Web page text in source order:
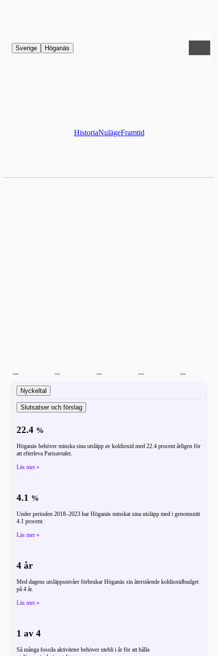
Sverige Höganäs
HistoriaNulägeFramtid
2000 2010 2020 2030 2040
Nyckeltal
Slutsatser och förslag
22.4 %
Höganäs behöver minska sina utsläpp av koldioxid med 22.4 procent årligen för
att efterleva Parisavtalet.
Läs mer »
4.1 %
Under perioden 2018–2023 har Höganäs minskat sina utsläpp med i genomsnitt
4.1 procent.
Läs mer »
4 år
Med dagens utsläppsnivåer förbrukar Höganäs sin återstående koldioxidbudget
på 4 år.
Läs mer »
1 av 4
Så många fossila aktiviteter behöver utebli i år för att hålla